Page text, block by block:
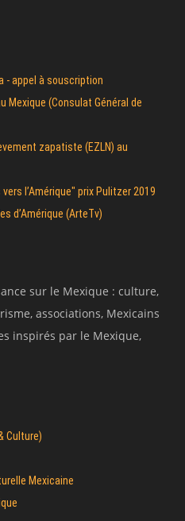
- appel à souscription
Mexique (Consulat Général de
zapatiste (EZLN) au
l’Amérique" prix Pulitzer 2019
d’Amérique (ArteTv)
sur le Mexique : culture,
associations, Mexicains
inspirés par le Mexique,
Culture)
Mexicaine